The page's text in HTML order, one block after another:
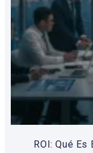
ROI: Qué Es